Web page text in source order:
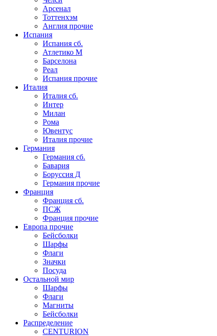
Арсенал
Тоттенхэм
Англия прочие
Испания
Испания сб.
Атлетико М
Барселона
Реал
Испания прочие
Италия
Италия сб.
Интер
Милан
Рома
Ювентус
Италия прочие
Германия
Германия сб.
Бавария
Боруссия Д
Германия прочие
Франция
Франция сб.
ПСЖ
Франция прочие
Европа прочие
Бейсболки
Шарфы
Флаги
Значки
Посуда
Остальной мир
Шарфы
Флаги
Магниты
Бейсболки
Распределение
CENTURION